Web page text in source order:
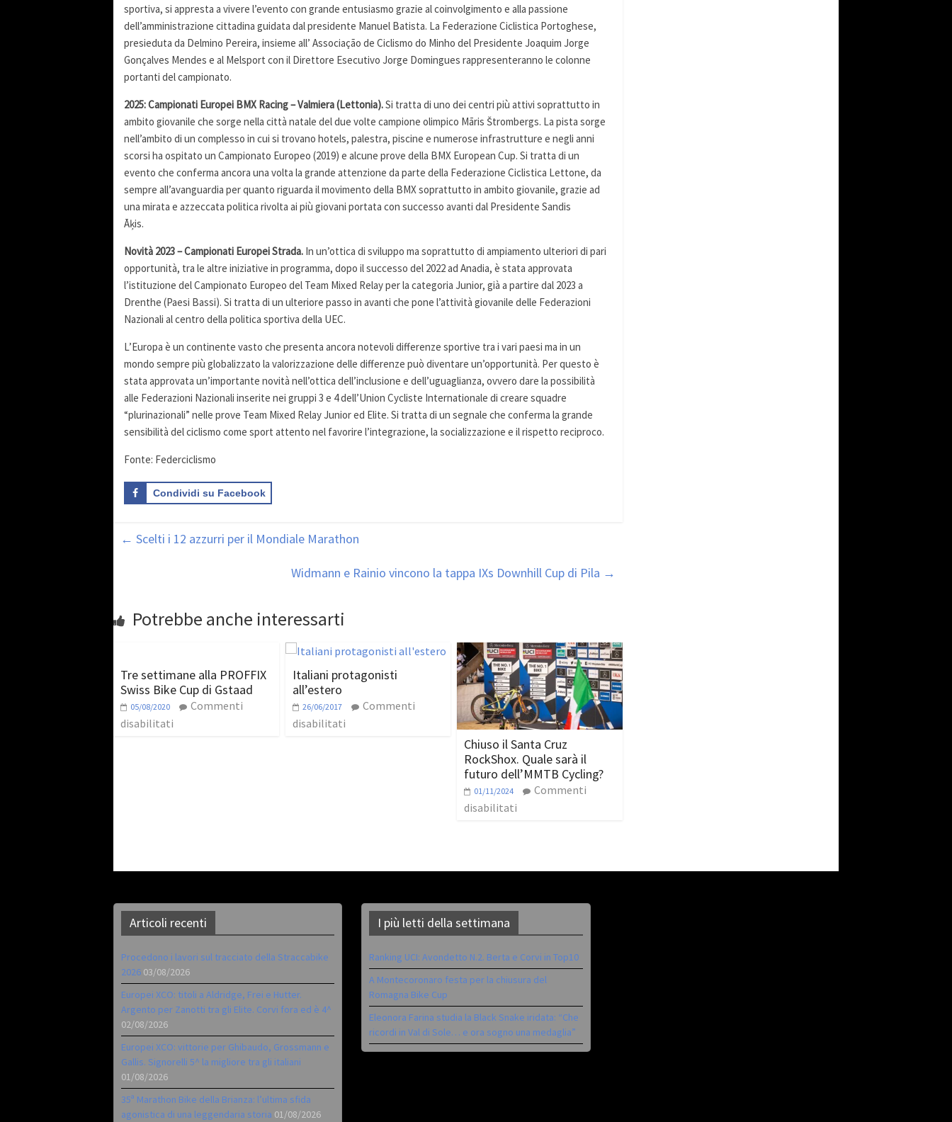
sportiva, si appresta a vivere l’evento con grande entusiasmo grazie al coinvolgimento e alla passione
dell’amministrazione cittadina guidata dal presidente Manuel Batista. La Federazione Ciclistica Portoghese,
presieduta da Delmino Pereira, insieme all’ Associação de Ciclismo do Minho del Presidente Joaquim Jorge
Gonçalves Mendes e al Melsport con il Direttore Esecutivo Jorge Domingues rappresenteranno le colonne
portanti del campionato.
2025: Campionati Europei BMX Racing – Valmiera (Lettonia).Si tratta di uno dei centri più attivi soprattutto in
ambito giovanile che sorge nella città natale del due volte campione olimpico Māris Štrombergs. La pista sorge
nell’ambito di un complesso in cui si trovano hotels, palestra, piscine e numerose infrastrutture e negli anni
scorsi ha ospitato un Campionato Europeo (2019) e alcune prove della BMX European Cup. Si tratta di un
evento che conferma ancora una volta la grande attenzione da parte della Federazione Ciclistica Lettone, da
sempre all’avanguardia per quanto riguarda il movimento della BMX soprattutto in ambito giovanile, grazie ad
una mirata e azzeccata politica rivolta ai più giovani portata con successo avanti dal Presidente Sandis
Āķis.
Novità 2023 – Campionati Europei Strada. In un’ottica di sviluppo ma soprattutto di ampiamento ulteriori di pari
opportunità, tra le altre iniziative in programma, dopo il successo del 2022 ad Anadia, è stata approvata
l’istituzione del Campionato Europeo del Team Mixed Relay per la categoria Junior, già a partire dal 2023 a
Drenthe (Paesi Bassi). Si tratta di un ulteriore passo in avanti che pone l’attività giovanile delle Federazioni
Nazionali al centro della politica sportiva della UEC.
L’Europa è un continente vasto che presenta ancora notevoli differenze sportive tra i vari paesi ma in un
mondo sempre più globalizzato la valorizzazione delle differenze può diventare un’opportunità. Per questo è
stata approvata un’importante novità nell’ottica dell’inclusione e dell’uguaglianza, ovvero dare la possibilità
alle Federazioni Nazionali inserite nei gruppi 3 e 4 dell’Union Cycliste Internationale di creare squadre
“plurinazionali” nelle prove Team Mixed Relay Junior ed Elite. Si tratta di un segnale che conferma la grande
sensibilità del ciclismo come sport attento nel favorire l’integrazione, la socializzazione e il rispetto reciproco.
Fonte: Federciclismo
Condividi su Facebook
← Scelti i 12 azzurri per il Mondiale Marathon
Widmann e Rainio vincono la tappa IXs Downhill Cup di Pila →
Potrebbe anche interessarti
Tre settimane alla PROFFIX
Swiss Bike Cup di Gstaad
05/08/2020
Commenti
disabilitati
Italiani protagonisti
all’estero
26/06/2017
Commenti
disabilitati
Chiuso il Santa Cruz
RockShox. Quale sarà il
futuro dell’MMTB Cycling?
01/11/2024
Commenti
disabilitati
Articoli recenti
Procedono i lavori sul tracciato della Straccabike
2026 03/08/2026
Europei XCO: titoli a Aldridge, Frei e Hutter.
Argento per Zanotti tra gli Elite. Corvi fora ed è 4^
02/08/2026
Europei XCO: vittorie per Ghibaudo, Grossmann e
Gallis. Signorelli 5^ la migliore tra gli italiani
01/08/2026
35ª Marathon Bike della Brianza: l’ultima sfida
agonistica di una leggendaria storia 01/08/2026
I più letti della settimana
Ranking UCI: Avondetto N.2. Berta e Corvi in Top10
A Montecoronaro festa per la chiusura del
Romagna Bike Cup
Eleonora Farina studia la Black Snake iridata: “Che
ricordi in Val di Sole… e ora sogno una medaglia”